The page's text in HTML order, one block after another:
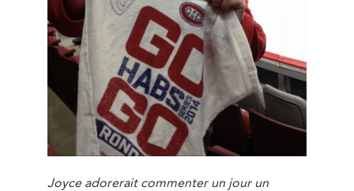
Joyce adorerait commenter un jour un